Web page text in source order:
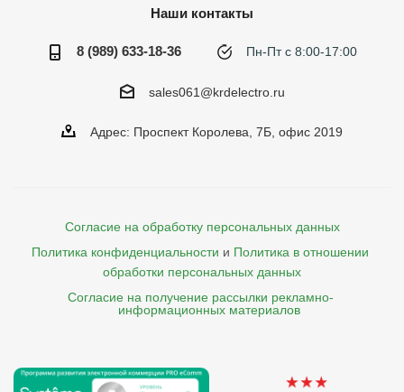
Наши контакты
8 (989) 633-18-36 Пн-Пт с 8:00-17:00
sales061@krdelectro.ru
Адрес: Проспект Королева, 7Б, офис 2019
Согласие на обработку персональных данных
Политика конфиденциальности и Политика в отношении
обработки персональных данных
Согласие на получение рассылки рекламно-
    информационных материалов